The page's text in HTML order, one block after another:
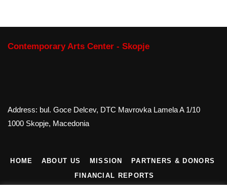
Contemporary Arts Center - Skopje
Address: bul. Goce Delcev, DTC Mavrovka Lamela A 1/10
1000 Skopje, Macedonia
HOME ABOUT US MISSION
PARTNERS & DONORS
FINANCIAL REPORTS